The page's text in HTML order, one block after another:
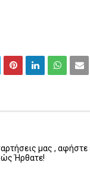
μας , αφήστε
Ήρθατε!